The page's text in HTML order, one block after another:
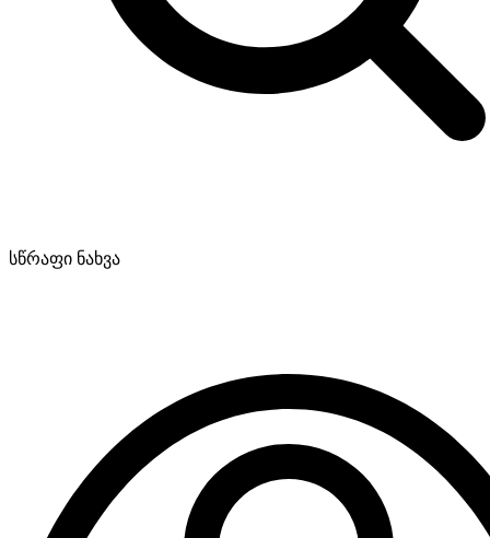
სწრაფი ნახვა